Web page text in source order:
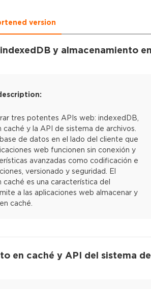
version
y almacenamiento
tres potentes APIs web: indexedDB,
y la API de sistema de archivos.
de datos en el lado del cliente que
web funcionen sin conexión y
avanzadas como codificación e
versionado y seguridad. El
caché es una característica del
a las aplicaciones web almacenar y
caché.
en caché y API del sistema de